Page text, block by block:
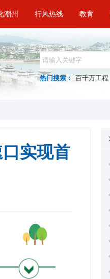
潮州 行风热线 教育
热门搜索 : 百千万工程
实现首